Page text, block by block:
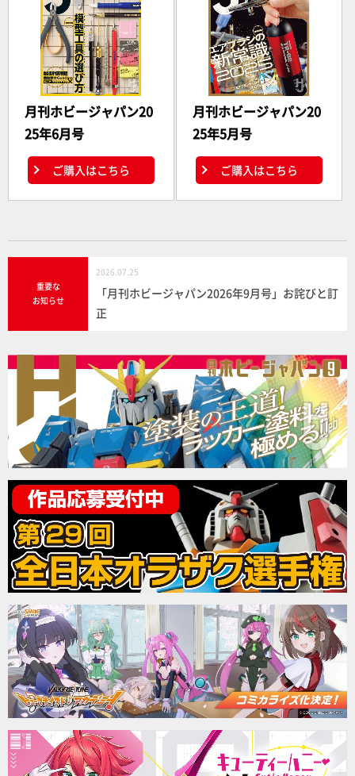
月刊ホビージャパン20
25年6月号
ご購入はこちら
月刊ホビージャパン20
25年5月号
ご購入はこちら
重要な
お知らせ
2026.07.25
「月刊ホビージャパン2026年9月号」お詫びと訂
正